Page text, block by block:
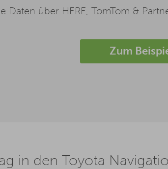
Daten über HERE, TomTom &
Zum
in den Toyota